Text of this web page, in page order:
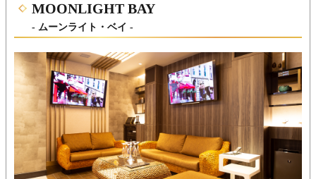
MOONLIGHT BAY
- ムーンライト・ベイ -